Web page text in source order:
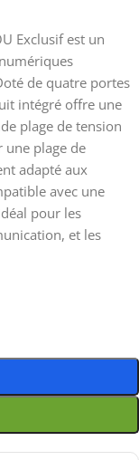
Exclusif est un
de quatre portes
intégré offre une
plage de tension
une plage de
adapté aux
avec une
pour les
et les